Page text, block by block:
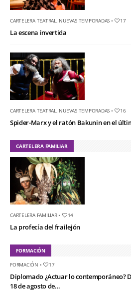
CARTELERA TEATRAL NUEVAS TEMPORADAS • 17
La escena invertida
CARTELERA TEATRAL NUEVAS TEMPORADAS • 16
Spider-Marx y el ratón Bakunin en el
CARTELERA FAMILIAR
CARTELERA FAMILIAR• 14
La profecía del frailejón
FORMACIÓN
FORMACIÓN • 17
Diplomado ¿Actuar lo contemporáneo?
18 de agosto de...